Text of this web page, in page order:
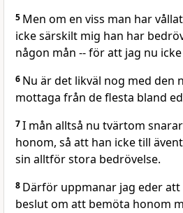
5 Men om en viss man har
icke särskilt mig han har
någon mån -- för att jag nu
6 Nu är det likväl nog med den
mottaga från de flesta bland
7I mån alltså nu tvärtom
honom, så att han icke till
sin alltför stora bedrövelse.
8 Därför uppmanar jag eder
beslut om att bemöta honom